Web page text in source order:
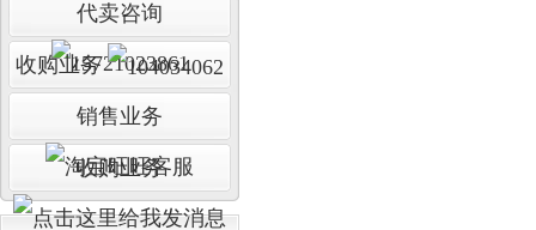
代卖咨询
收购业务
销售业务
收购业务